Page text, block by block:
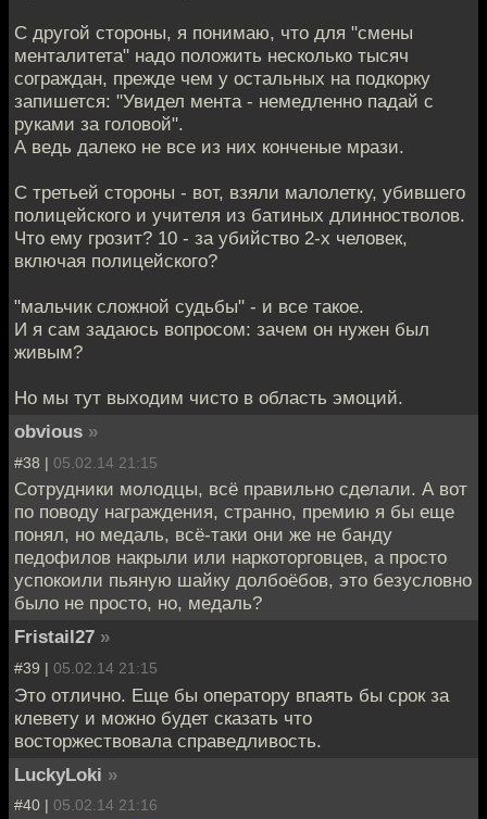
С другой стороны, я понимаю, что для "смены
менталитета" надо положить несколько тысяч
сограждан, прежде чем у остальных на подкорку
запишется: "Увидел мента - немедленно падай с
руками за головой".
А ведь далеко не все из них конченые мрази.
С третьей стороны - вот, взяли малолетку, убившего
полицейского и учителя из батиных длинностволов.
Что ему грозит? 10 - за убийство 2-х человек,
включая полицейского?
"мальчик сложной судьбы" - и все такое.
И я сам задаюсь вопросом: зачем он нужен был
живым?
Но мы тут выходим чисто в область эмоций.
obvious »
#38 | 05.02.14 21:15
Сотрудники молодцы, всё правильно сделали. А вот
по поводу награждения, странно, премию я бы еще
понял, но медаль, всё-таки они же не банду
педофилов накрыли или наркоторговцев, а просто
успокоили пьяную шайку долбоёбов, это безусловно
было не просто, но, медаль?
Fristail27 »
#39 | 05.02.14 21:15
Это отлично. Еще бы оператору впаять бы срок за
клевету и можно будет сказать что
восторжествовала справедливость.
LuckyLoki »
#40 | 05.02.14 21:16